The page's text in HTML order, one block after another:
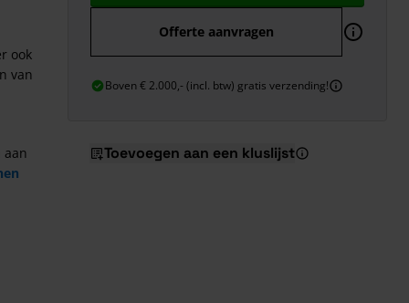
ook
van
aan
Offerte aanvragen
Boven € 2.000,- (incl. btw) gratis verzending!
Toevoegen aan een kluslijst